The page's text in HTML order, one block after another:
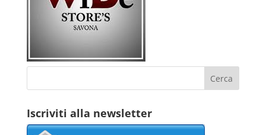
Iscriviti alla newsletter